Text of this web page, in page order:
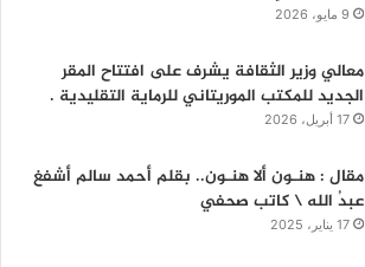
9 مايو، 2026
معالي وزير الثقافة يشرف على افتتاح المقر
الجديد للمكتب الموريتاني للرماية التقليدية .
17 أبريل، 2026
مقال : هنـون ألا هنـون.. بقلم أحمد سالم أشفغ
عبدُ الله \ كاتب صحفي
17 يناير، 2025